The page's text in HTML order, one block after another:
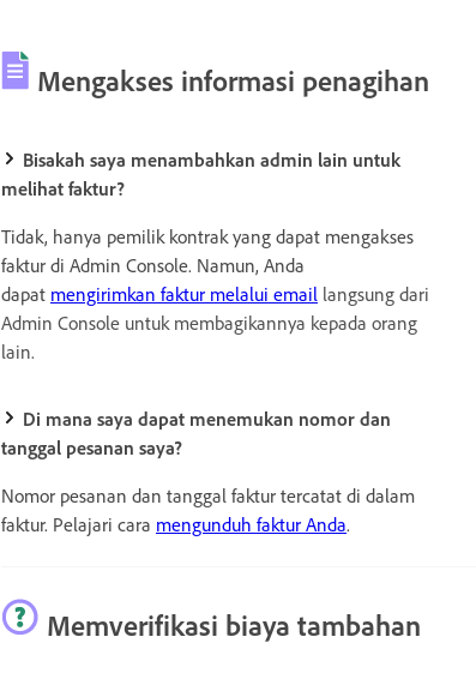
Mengakses informasi penagihan
Bisakah saya menambahkan admin lain untuk
melihat faktur?
Tidak, hanya pemilik kontrak yang dapat mengakses
faktur di Admin Console. Namun, Anda
dapat mengirimkan faktur melalui email langsung dari
Admin Console untuk membagikannya kepada orang
lain.
Di mana saya dapat menemukan nomor dan
tanggal pesanan saya?
Nomor pesanan dan tanggal faktur tercatat di dalam
faktur. Pelajari cara mengunduh faktur Anda.
Memverifikasi biaya tambahan